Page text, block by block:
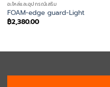
อะไหล่และอุปกรณ์เสริม
FOAM-edge guard-Light
฿2,380.00